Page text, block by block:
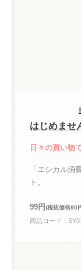
はじめま
日々の買い物
「エシカル消
ト。
99円(税抜価格90
商品コード：